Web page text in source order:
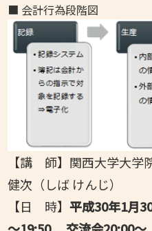
■ 会計行為段階図
【講 師】関西大学大
健次（しば けんじ）
【日 時】平成30年1月